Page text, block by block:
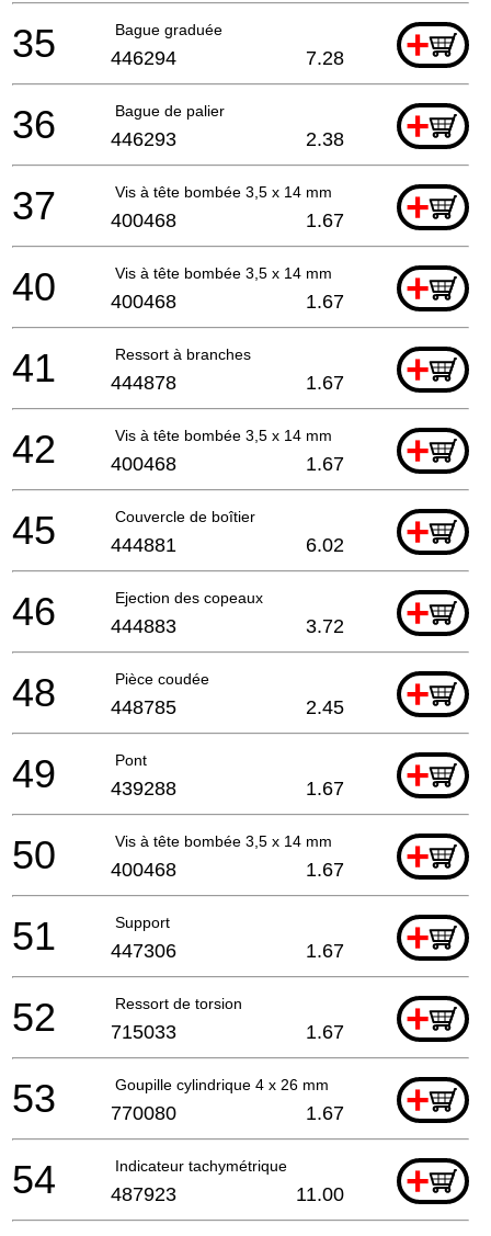
Bague graduée +
35 446294 7.28
Bague de palier +
36 446293 2.38
Vis à tête bombée 3,5 x 14 mm +
37 400468 1.67
Vis à tête bombée 3,5 x 14 mm +
40 400468 1.67
Ressort à branches +
41 444878 1.67
Vis à tête bombée 3,5 x 14 mm +
42 400468 1.67
Couvercle de boîtier +
45 444881 6.02
Ejection des copeaux +
46 444883 3.72
Pièce coudée +
48 448785 2.45
Pont +
49 439288 1.67
Vis à tête bombée 3,5 x 14 mm +
50 400468 1.67
Support +
51 447306 1.67
Ressort de torsion +
52 715033 1.67
Goupille cylindrique 4 x 26 mm +
53 770080 1.67
Indicateur tachymétrique +
54 487923 11.00